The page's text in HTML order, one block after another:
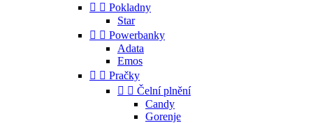
  Pokladny
Star
  Powerbanky
Adata
Emos
  Pračky
  Čelní plnění
Candy
Gorenje